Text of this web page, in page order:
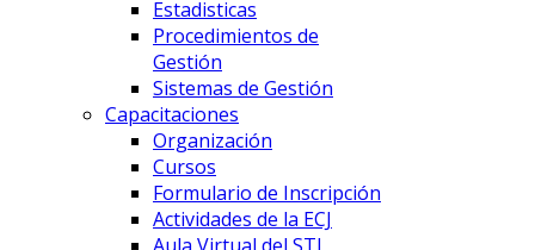
Estadisticas
Procedimientos de
Gestión
Sistemas de Gestión
Capacitaciones
Organización
Cursos
Formulario de Inscripción
Actividades de la ECJ